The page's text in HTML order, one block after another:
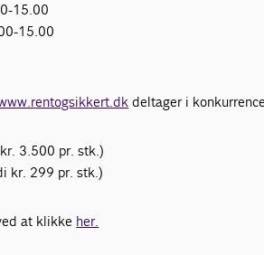
15.00
15.00
deltager i
3.500 pr. stk.)
kr. 299 pr. stk.)
at klikke her.